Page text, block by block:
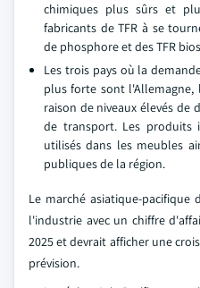
chimiques plus sûrs et
fabricants de TFR à se
de phosphore et des TFR
Les trois pays où la
plus forte sont l'Allemagne,
raison de niveaux élevés
de transport. Les produits
utilisés dans les meubles
publiques de la région.
Le marché asiatique-pacifique
l'industrie avec un chiffre
2025 et devrait afficher une
prévision.